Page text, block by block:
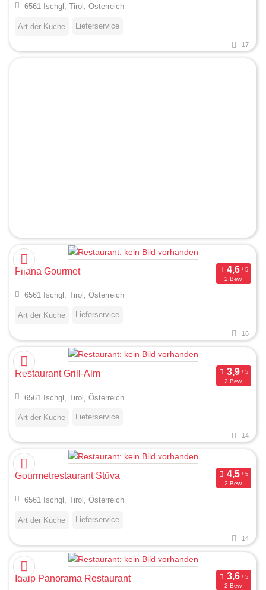
6561 Ischgl, Tirol, Österreich
Art der Küche Lieferservice
17
Fliana Gourmet
2 Bew.
6561 Ischgl, Tirol, Österreich
Art der Küche Lieferservice
16
Restaurant Grill-Alm
2 Bew.
6561 Ischgl, Tirol, Österreich
Art der Küche Lieferservice
14
Gourmetrestaurant Stüva
2 Bew.
6561 Ischgl, Tirol, Österreich
Art der Küche Lieferservice
14
Idalp Panorama Restaurant
2 Bew.